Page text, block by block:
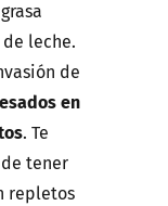
leche.
de
en
. Te
tener
repletos